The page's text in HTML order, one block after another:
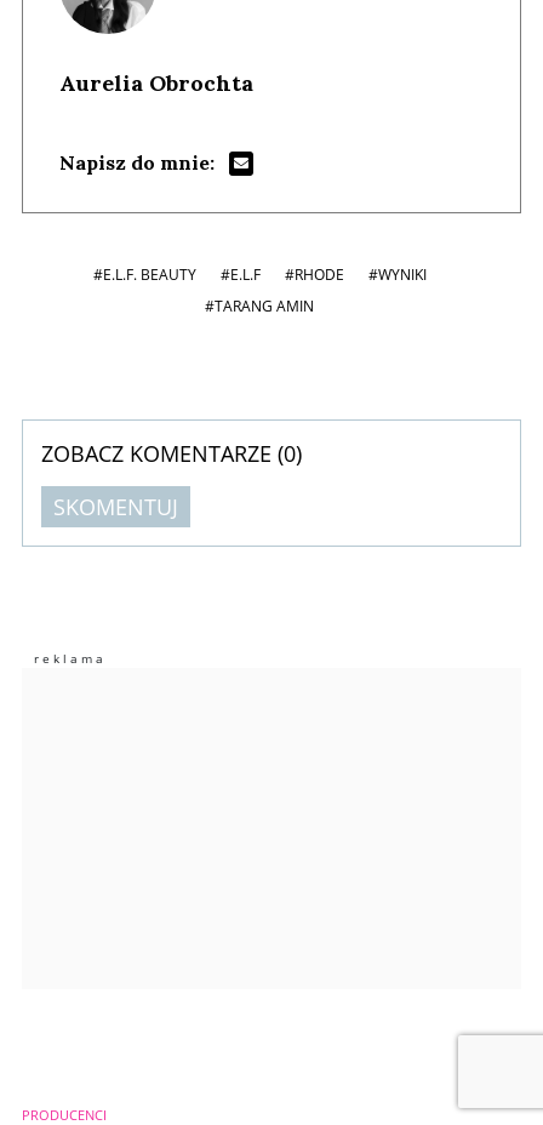
Aurelia Obrochta
Napisz do mnie:
#E.L.F. BEAUTY #E.L.F #RHODE
#WYNIKI
#TARANG AMIN
ZOBACZ KOMENTARZE (0)
SKOMENTUJ
Imię (Wymagane)
PRODUCENCI